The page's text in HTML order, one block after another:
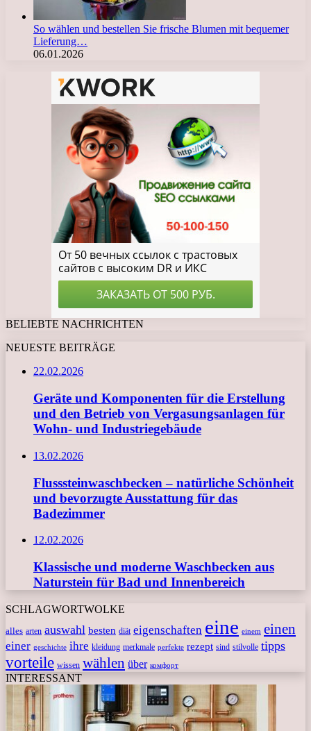
So wählen und bestellen Sie frische Blumen mit bequemer
Lieferung…
06.01.2026
BELIEBTE NACHRICHTEN
NEUESTE BEITRÄGE
22.02.2026
Geräte und Komponenten für die Erstellung
und den Betrieb von Vergasungsanlagen für
Wohn- und Industriegebäude
13.02.2026
Flusssteinwaschbecken – natürliche Schönheit
und bevorzugte Ausstattung für das
Badezimmer
12.02.2026
Klassische und moderne Waschbecken aus
Naturstein für Bad und Innenbereich
SCHLAGWORTWOLKE
alles arten auswahl besten diät eigenschaften eine einem einen
einer geschichte ihre kleidung merkmale perfekte rezept sind stilvolle tipps
vorteile wissen wählen über комфорт
INTERESSANT